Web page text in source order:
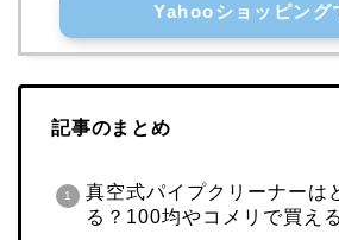
Yahooショッピング
記事のまとめ
真空式パイプクリーナーは
る？100均やコメリで買え